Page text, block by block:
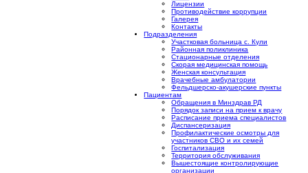
Лицензии
Противодействие коррупции
Галерея
Контакты
Подразделения
Участковая больница с. Кули
Районная поликлиника
Стационарные отделения
Скорая медицинская помощь
Женская консультация
Врачебные амбулатории
Фельдшерско-акушерские пункты
Пациентам
Обращения в Минздрав РД
Порядок записи на прием к врачу
Расписание приема специалистов
Диспансеризация
Профилактические осмотры для
участников СВО и их семей
Госпитализация
Территория обслуживания
Вышестоящие контролирующие
организации